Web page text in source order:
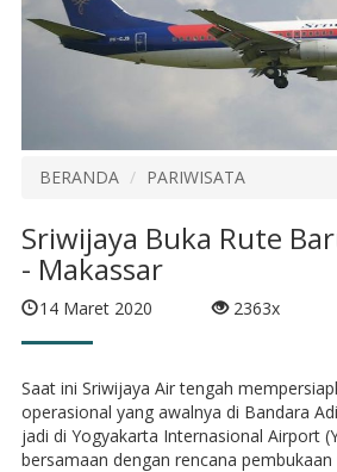
BERANDA PARIWISATA
Sriwijaya Buka Rute
- Makassar
14 Maret 2020 2363x
Saat ini Sriwijaya Air tengah
operasional yang awalnya di Bandara
jadi di Yogyakarta Internasional Airport
bersamaan dengan rencana pembukaan